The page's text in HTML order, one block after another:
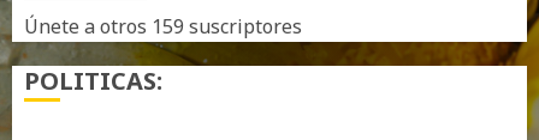
electrónico
Únete a otros 159 suscriptores
POLITICAS: